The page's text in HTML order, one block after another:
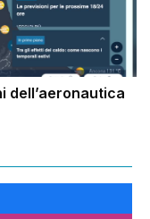
dell’aeronautica